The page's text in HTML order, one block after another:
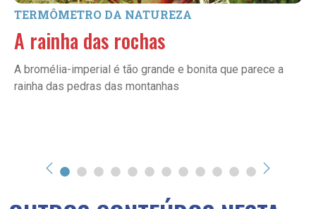
TERMÔMETRO DA NATUREZA
A rainha das rochas
A bromélia-imperial é tão grande e bonita que parece a
rainha das pedras das montanhas